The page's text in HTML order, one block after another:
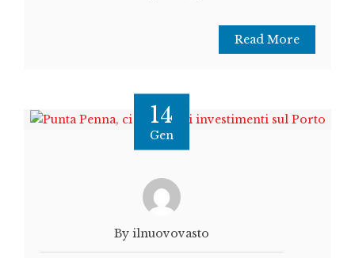
Read More
14
Gen
By ilnuovovasto